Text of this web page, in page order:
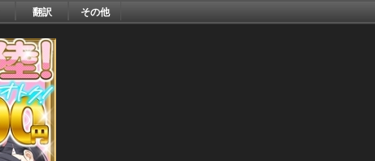
翻訳 その他